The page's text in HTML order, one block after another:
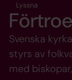
Lyssna
Svenska
styrs av
med